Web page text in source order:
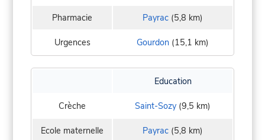
Pharmacie Payrac (5,8 km)
Urgences Gourdon (15,1 km)
Education
Crèche Saint-Sozy (9,5 km)
Ecole maternelle Payrac (5,8 km)